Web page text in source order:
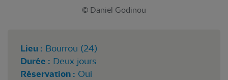
© Daniel Godinou
Lieu : Bourrou (24)
Durée : Deux jours
Réservation : Oui